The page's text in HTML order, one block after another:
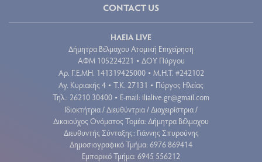
CONTACT US
ΗΛΕΙΑ LIVE
Δήμητρα Βέλμαχου Ατομική Επιχείρηση
ΑΦΜ 105224221 • ΔΟΥ Πύργου
Aρ. Γ.Ε.ΜΗ. 141319425000 • Μ.Η.Τ. #242102
Αγ. Κυριακής 4 • Τ.Κ. 27131 • Πύργος Ηλείας
Τηλ.: 26210 30400 • E-mail: ilialive.gr@gmail.com
Ιδιοκτήτρια / Διευθύντρια / Διαχειρίστρια /
Δικαιούχος Ονόματος Τομέα: Δήμητρα Βέλμαχου
Διευθυντής Σύνταξης: Γιάννης Σπυρούνης
Δημοσιογραφικό Τμήμα: 6976 869414
Εμπορικό Τμήμα: 6945 556212